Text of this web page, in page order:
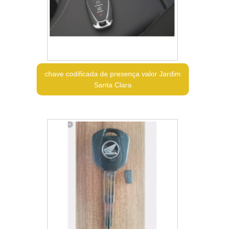
chave codificada de presença valor Jardim
Santa Clara